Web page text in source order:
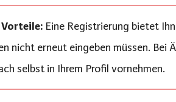
Vorteile: Eine Registrierung bietet
nicht erneut eingeben müssen. Bei
selbst in Ihrem Profil vornehmen.